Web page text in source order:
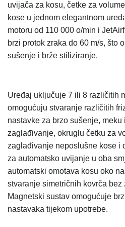
uvijača za kosu, četke za
kose u jednom elegantnom
motoru od 110 000 o/min i
brzi protok zraka do 60 m/s, što
sušenje i brže stiliziranje.
Uređaj uključuje 7 ili 8 različitih
omogućuju stvaranje različitih
nastavke za brzo sušenje, meku
zaglađivanje, okruglu četku za
zaglađivanje neposlušne kose i
za automatsko uvijanje u oba
automatski omotava kosu oko
stvaranje simetričnih kovrča bez
Magnetski sustav omogućuje
nastavaka tijekom upotrebe.